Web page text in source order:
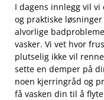
I dagens innlegg vil
og praktiske
alvorlige
vasker. Vi‌ vet⁣ hvor
plutselig ikke vil
⁢sette en demper på
noen kjerringråd og
få vasken din til ⁢å